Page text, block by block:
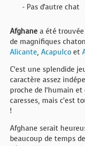
- Pas d'autre chat
Afghane a été
de magnifiques
Alicante, Acapulco et
C’est une splendide
caractère assez
proche de l’humain
caresses, mais c’est
!
Afghane serait
beaucoup de temps